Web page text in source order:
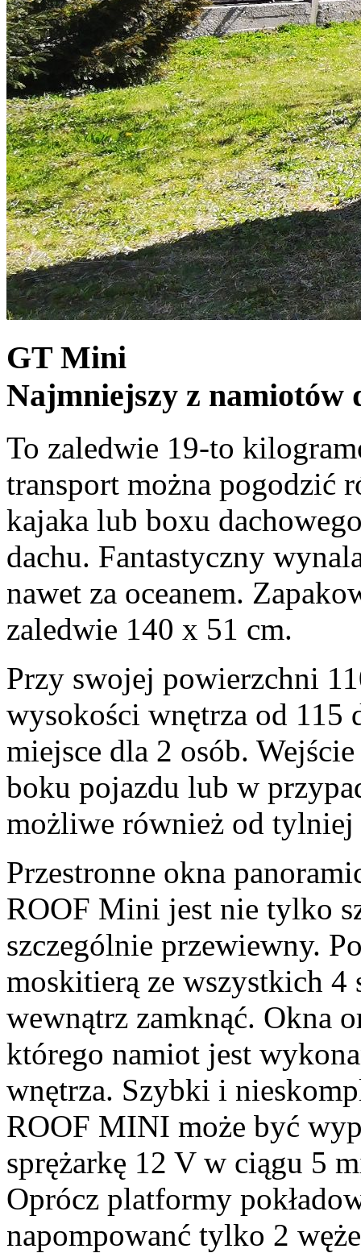
GT Mini
Najmniejszy z namiotów
To zaledwie 19-to
transport można pogodzić
kajaka lub boxu
dachu. Fantastyczny
nawet za oceanem.
zaledwie 140 x 51 cm.
Przy swojej powierzchni
wysokości wnętrza od 115
miejsce dla 2 osób.
boku pojazdu lub w
możliwe również od tylniej
Przestronne okna
ROOF Mini jest nie tylko
szczególnie przewiewny.
moskitierą ze wszystkich 4
wewnątrz zamknąć. Okna
którego namiot jest
wnętrza. Szybki i
ROOF MINI może być
sprężarkę 12 V w ciągu 5
Oprócz platformy
napompowanć tylko 2